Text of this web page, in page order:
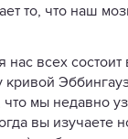
то, что наш
всех состоит
мы недавно
вы изучаете